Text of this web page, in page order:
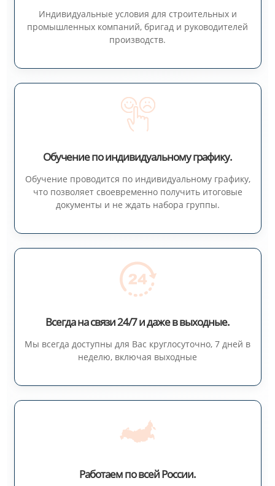
Индивидуальные условия для строительных и
промышленных компаний, бригад и руководителей
производств.
Обучение по индивидуальному графику.
Обучение проводится по индивидуальному графику,
что позволяет своевременно получить итоговые
документы и не ждать набора группы.
Всегда на связи 24/7 и даже в выходные.
Мы всегда доступны для Вас круглосуточно, 7 дней в
неделю, включая выходные
Работаем по всей России.